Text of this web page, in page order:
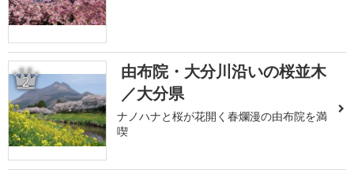
2
由布院・大分川沿いの桜並木
／大分県
ナノハナと桜が花開く春爛漫の由布院を満
喫